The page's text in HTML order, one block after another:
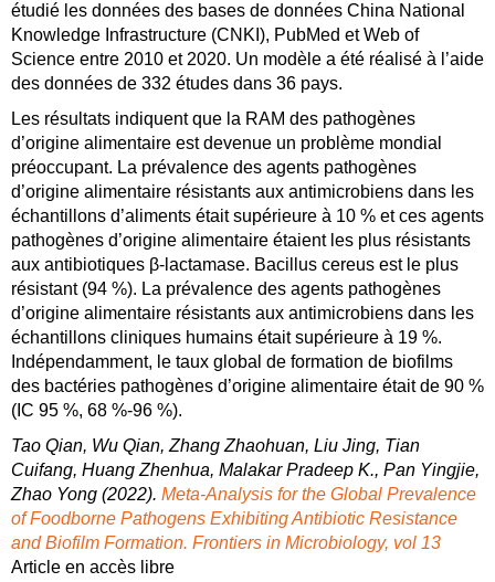
étudié les données des bases de données China National
Knowledge Infrastructure (CNKI), PubMed et Web of
Science entre 2010 et 2020. Un modèle a été réalisé à l’aide
des données de 332 études dans 36 pays.
Les résultats indiquent que la RAM des pathogènes
d’origine alimentaire est devenue un problème mondial
préoccupant. La prévalence des agents pathogènes
d’origine alimentaire résistants aux antimicrobiens dans les
échantillons d’aliments était supérieure à 10 % et ces agents
pathogènes d’origine alimentaire étaient les plus résistants
aux antibiotiques β-lactamase. Bacillus cereus est le plus
résistant (94 %). La prévalence des agents pathogènes
d’origine alimentaire résistants aux antimicrobiens dans les
échantillons cliniques humains était supérieure à 19 %.
Indépendamment, le taux global de formation de biofilms
des bactéries pathogènes d’origine alimentaire était de 90 %
(IC 95 %, 68 %-96 %).
Tao Qian, Wu Qian, Zhang Zhaohuan, Liu Jing, Tian
Cuifang, Huang Zhenhua, Malakar Pradeep K., Pan Yingjie,
Zhao Yong (2022). Meta-Analysis for the Global Prevalence
of Foodborne Pathogens Exhibiting Antibiotic Resistance
and Biofilm Formation. Frontiers in Microbiology, vol 13
Article en accès libre